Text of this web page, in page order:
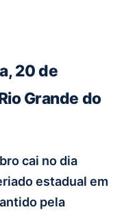
20 de
Grande do
cai no dia
estadual em
pela